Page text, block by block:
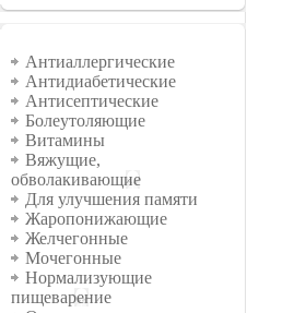
Группы
Антиаллергические
Антидиабетические
Антисептические
Болеутоляющие
Витамины
Вяжущие,
обволакивающие
Для улучшения памяти
Жаропонижающие
Желчегонные
Мочегонные
Нормализующие
пищеварение